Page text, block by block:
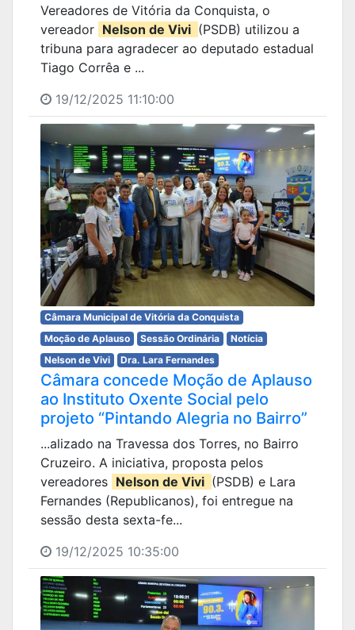
Vereadores de Vitória da Conquista, o
vereador Nelson de Vivi (PSDB) utilizou a
tribuna para agradecer ao deputado estadual
Tiago Corrêa e ...
19/12/2025 11:10:00
Câmara Municipal de Vitória da Conquista
Moção de Aplauso
Sessão Ordinária
Notícia
Nelson de Vivi
Dra. Lara Fernandes
Câmara concede Moção de Aplauso
ao Instituto Oxente Social pelo
projeto “Pintando Alegria no Bairro”
...alizado na Travessa dos Torres, no Bairro
Cruzeiro. A iniciativa, proposta pelos
vereadores Nelson de Vivi (PSDB) e Lara
Fernandes (Republicanos), foi entregue na
sessão desta sexta-fe...
19/12/2025 10:35:00